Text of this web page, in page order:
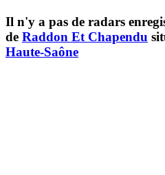
Il n'y a pas de radars
de Raddon Et Chapendu
Haute-Saône